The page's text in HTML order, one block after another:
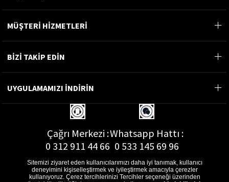
MÜŞTERİ HİZMETLERİ
BİZİ TAKİP EDİN
UYGULAMAMIZI İNDİRİN
Çağrı Merkezi :
0 312 911 44 66
Whatsapp Hattı :
0 533 145 69 96
Sitemizi ziyaret eden kullanıcılarımızı daha iyi tanımak, kullanıcı
deneyimini kişiselleştirmek ve iyileştirmek amacıyla çerezler
kullanıyoruz. Çerez tercihlerinizi Tercihler seçeneği üzerinden